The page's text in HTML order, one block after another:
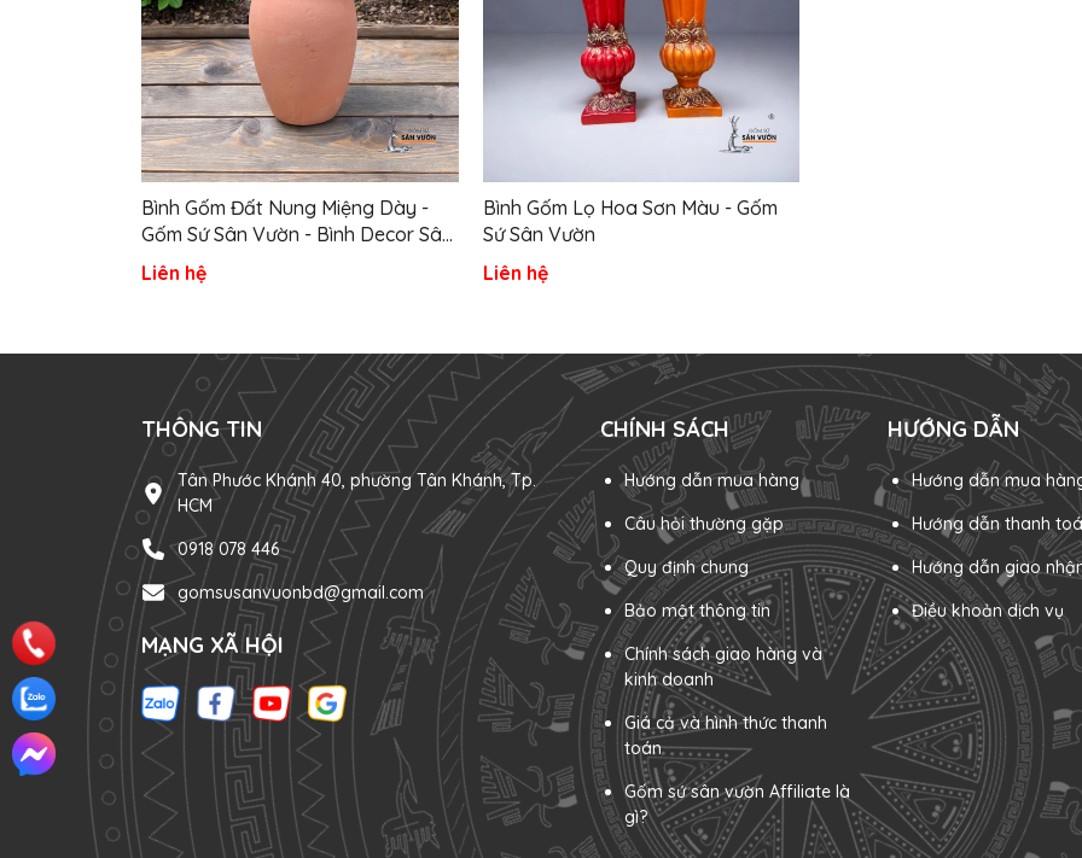
Bình Gốm Đất Nung Miệng Dày -
Gốm Sứ Sân Vườn - Bình Decor Sân
Vườn, Tiểu Cảnh
Liên hệ
Bình Gốm Lọ Hoa Sơn Màu - Gốm
Sứ Sân Vườn
Liên hệ
THÔNG TIN
Tân Phước Khánh 40, phường Tân Khánh, Tp.
HCM
0918 078 446
gomsusanvuonbd@gmail.com
MẠNG XÃ HỘI
CHÍNH SÁCH
Hướng dẫn mua hàng
Câu hỏi thường gặp
Quy định chung
Bảo mật thông tin
Chính sách giao hàng và
kinh doanh
Giá cả và hình thức thanh
toán
Gốm sứ sân vườn Affiliate là
gì?
HƯỚNG DẪN
Hướng dẫn mua
Hướng dẫn thanh
Hướng dẫn giao
Điều khoản dịch vụ